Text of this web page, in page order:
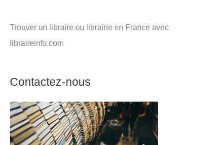
Trouver un libraire ou librairie en France avec
libraireinfo.com
Contactez-nous